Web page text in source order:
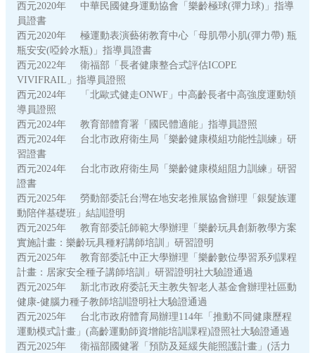
西元2020年 中華民國健身運動協會「樂齡極球(彈力球)」指導
員證書
西元2020年 極運動表演藝術教育中心「母肌帶小肌(彈力帶) 瓶
瓶安安(啞鈴水瓶)」指導員證書
西元2022年 衛福部「長者健康整合式評估ICOPE
VIVIFRAIL」指導員證照
西元2024年 「北歐式健走ONWF」中高齡長者中高強度運動領
導員證照
西元2024年 教育部體育署「國民體適能」指導員證照
西元2024年 台北市政府衛生局「樂齡健康模組功能性訓練」研
習證書
西元2024年 台北市政府衛生局「樂齡健康模組阻力訓練」研習
證書
西元2025年 勞動部委託台灣在地安老推展協會辦理「銀髮族運
動陪伴基礎班」結訓證明
西元2025年 教育部委託師範大學辦理「樂齡玩具創新教學方案
實施計畫：樂齡玩具種籽講師培訓」研習證明
西元2025年 教育部委託中正大學辦理「樂齡數位學習系列課程
計畫：居家安全種子講師培訓」研習證明社大驗證通過
西元2025年 新北市政府委託天主教失智老人基金會辦理社區動
健康-健腦力種子教師培訓證明社大驗證通過
西元2025年 台北市政府體育局辦理114年「推動不同健康歷程
運動模式計畫」(高齡運動師資增能培訓課程)證照社大驗證通過
西元2025年 衛福部國健署「預防及延緩失能照護計畫」(活力